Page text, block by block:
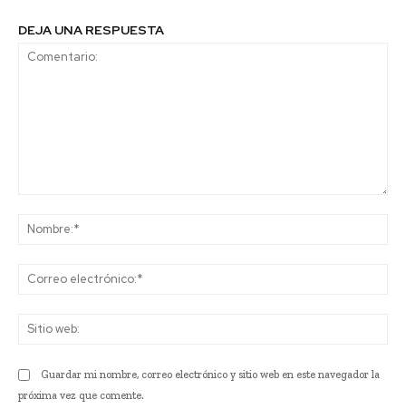
DEJA UNA RESPUESTA
Guardar mi nombre, correo electrónico y sitio web en este navegador la
próxima vez que comente.